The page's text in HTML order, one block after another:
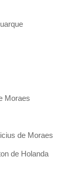
Moraes
de Moraes
de Holanda